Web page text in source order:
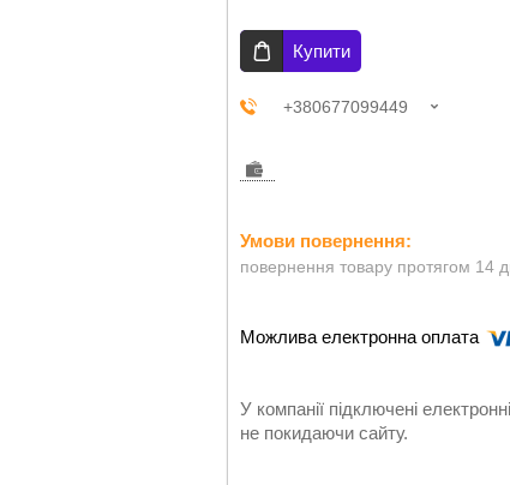
Купити
+380677099449
повернення товару протягом 14
У компанії підключені
не покидаючи сайту.